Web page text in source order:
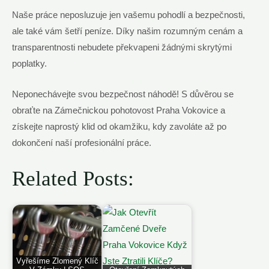
Naše práce neposluzuje jen vašemu pohodlí a bezpečnosti,
ale také vám⁢ šetří peníze. Díky našim rozumným cenám a
transparentnosti nebudete‍ překvapeni žádnými skrytými
poplatky.
Neponechávejte svou ‌bezpečnost náhodě! S důvěrou se
obraťte na Zámečnickou pohotovost Praha Vokovice a‍
získejte naprostý klid od okamžiku, kdy ‌zavoláte až po
dokončení naší profesionální práce.
Related Posts:
Vyřešíme Zlomený Klíč